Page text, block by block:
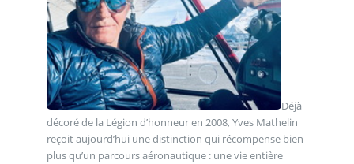
Déjà
décoré de la Légion d’honneur en 2008, Yves Mathelin
reçoit aujourd’hui une distinction qui récompense bien
plus qu’un parcours aéronautique : une vie entière